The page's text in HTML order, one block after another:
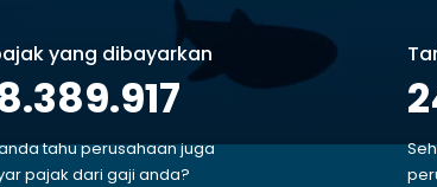
yang dibayarkan
tahu perusahaan juga
pajak dari gaji anda?